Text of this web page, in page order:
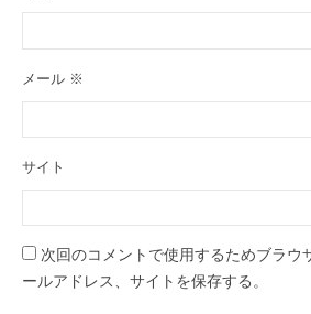
メール ※
サイト
次回のコメントで使用するためブラウ
ールアドレス、サイトを保存する。